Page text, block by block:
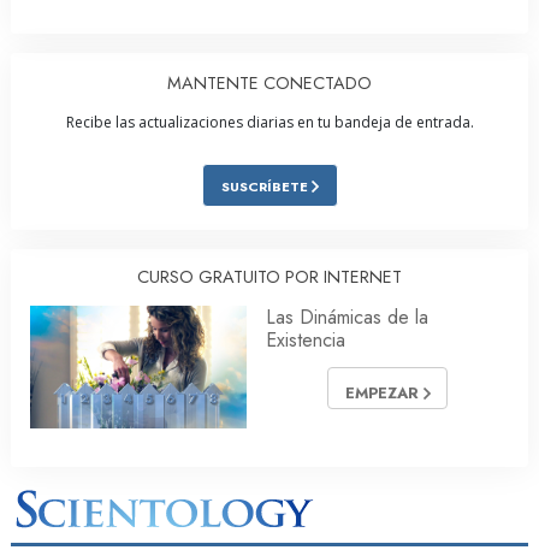
MANTENTE CONECTADO
Recibe las actualizaciones diarias en tu bandeja de entrada.
SUSCRÍBETE
CURSO GRATUITO POR INTERNET
Las Dinámicas de la
Existencia
EMPEZAR